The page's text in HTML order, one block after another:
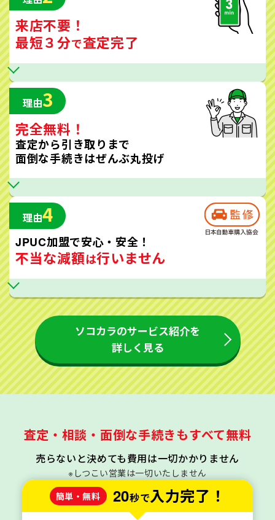
来店不要！
最短３分で査定完了
理由3
完全無料！
査定から引き取りまで
面倒な手続きはぜんぶ丸投げ
理由4
JPUC加盟で安心・安全！
不当な減額は行いません
ソコカラのサービス紹介を
詳しく見る
査定・相談・面倒な手続きもすべて無料
売らないと決めても費用は一切かかりません
※しつこい営業は一切いたしません
簡単・無料
20秒で入力完了！